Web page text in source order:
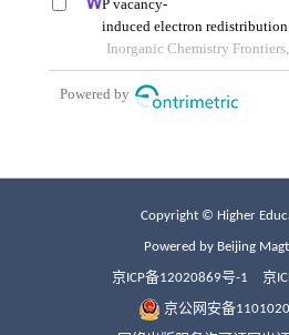
Copyright © Higher
Powered by Beijing
京ICP备12020869号-1 京
京公网安备